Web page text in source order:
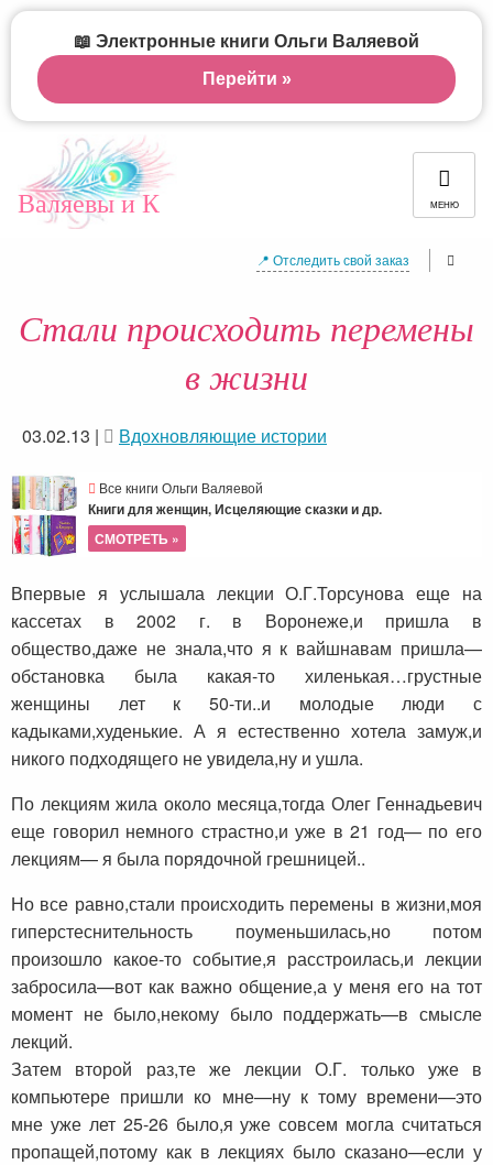
Валяевы и К МЕНЮ
📍 Отследить свой заказ
Стали происходить перемены
в жизни
03.02.13 | Вдохновляющие истории
Все книги Ольги Валяевой
Книги для женщин, Исцеляющие сказки и др.
СМОТРЕТЬ »
Впервые я услышала лекции О.Г.Торсунова еще на
кассетах в 2002 г. в Воронеже,и пришла в
общество,даже не знала,что я к вайшнавам пришла—
обстановка была какая-то хиленькая…грустные
женщины лет к 50-ти..и молодые люди с
кадыками,худенькие. А я естественно хотела замуж,и
никого подходящего не увидела,ну и ушла.
По лекциям жила около месяца,тогда Олег Геннадьевич
еще говорил немного страстно,и уже в 21 год— по его
лекциям— я была порядочной грешницей..
Но все равно,стали происходить перемены в жизни,моя
гиперстеснительность поуменьшилась,но потом
произошло какое-то событие,я расстроилась,и лекции
забросила—вот как важно общение,а у меня его на тот
момент не было,некому было поддержать—в смысле
лекций.
Затем второй раз,те же лекции О.Г. только уже в
компьютере пришли ко мне—ну к тому времени—это
мне уже лет 25-26 было,я уже совсем могла считаться
пропащей,потому как в лекциях было сказано—если у
📖 Электронные книги Ольги Валяевой
Перейти »